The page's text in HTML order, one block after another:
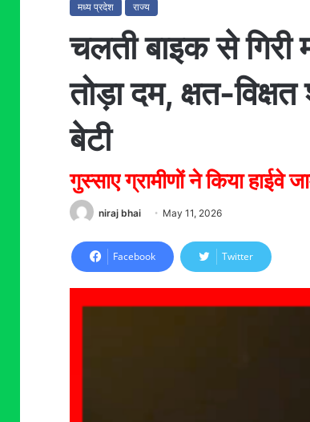
मध्य प्रदेश राज्य
चलती बाइक से
तोड़ा दम, क्षत-
बेटी
गुस्साए ग्रामीणों ने किया हाईवे
niraj bhai May 11, 2026
Facebook Twitter